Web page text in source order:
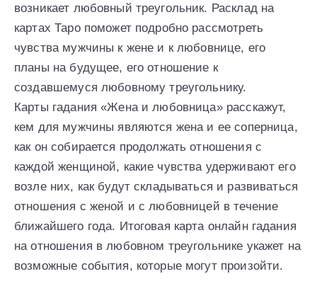
возникает любовный треугольник. Расклад на
картах Таро поможет подробно рассмотреть
чувства мужчины к жене и к любовнице, его
планы на будущее, его отношение к
создавшемуся любовному треугольнику.
Карты гадания «Жена и любовница» расскажут,
кем для мужчины являются жена и ее соперница,
как он собирается продолжать отношения с
каждой женщиной, какие чувства удерживают его
возле них, как будут складываться и развиваться
отношения с женой и с любовницей в течение
ближайшего года. Итоговая карта онлайн гадания
на отношения в любовном треугольнике укажет на
возможные события, которые могут произойти.